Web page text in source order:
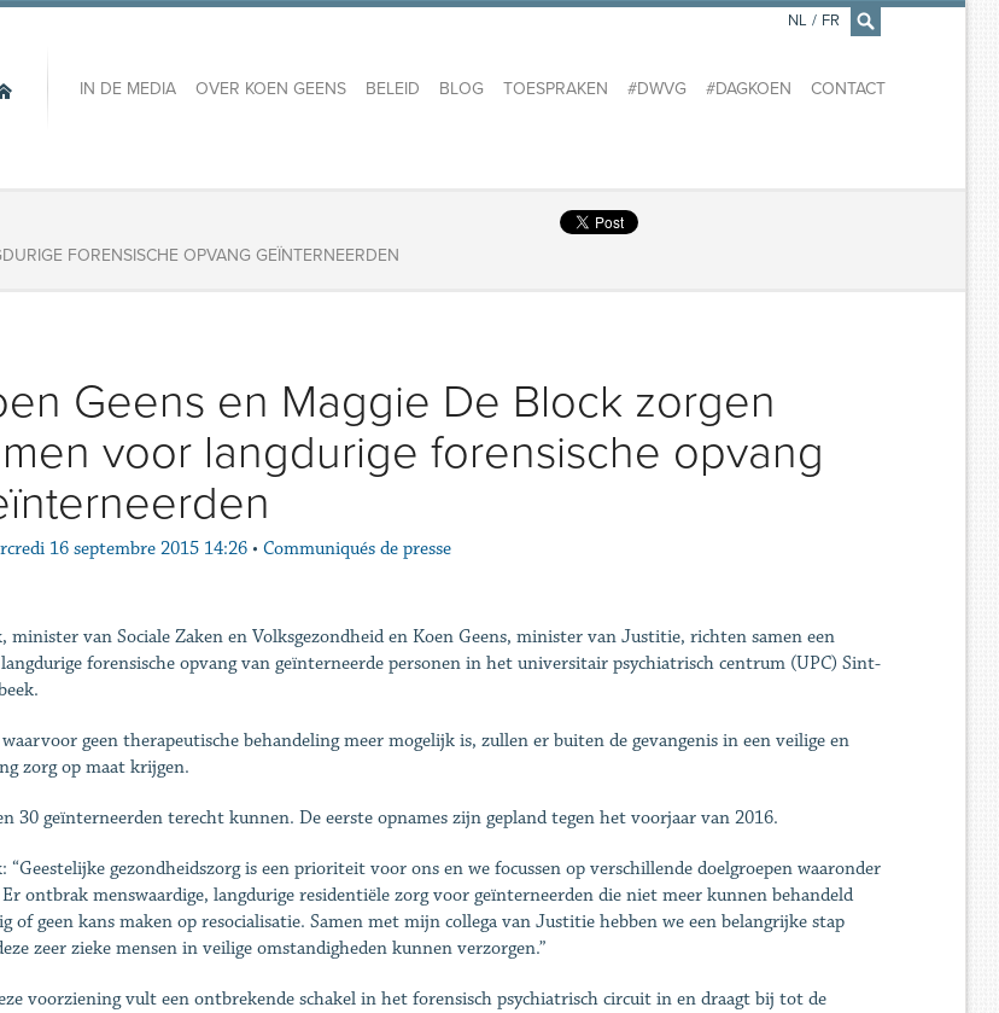
×
IN DE MEDIA OVER KOEN GEENS BELEID BLOG TOESPRAKEN #DWVG #DAGKOEN CONTACT
NL / FR
FORENSISCHE OPVANG GEÏNTERNEERDEN
Geens en Maggie De Block zorgen
voor langdurige forensische opvang
16 septembre 2015 14:26 • Communiqués de presse
minister van Sociale Zaken en Volksgezondheid en Koen Geens, minister van Justitie, richten samen een
forensische opvang van geïnterneerde personen in het universitair psychiatrisch centrum (UPC) Sint-
geen therapeutische behandeling meer mogelijk is, zullen er buiten de gevangenis in een veilige en
zorg op maat krijgen.
30 geïnterneerden terecht kunnen. De eerste opnames zijn gepland tegen het voorjaar van 2016.
“Geestelijke gezondheidszorg is een prioriteit voor ons en we focussen op verschillende doelgroepen waaronder
ontbrak menswaardige, langdurige residentiële zorg voor geïnterneerden die niet meer kunnen behandeld
of geen kans maken op resocialisatie. Samen met mijn collega van Justitie hebben we een belangrijke stap
zeer zieke mensen in veilige omstandigheden kunnen verzorgen.”
voorziening vult een ontbrekende schakel in het forensisch psychiatrisch circuit in en draagt bij tot de